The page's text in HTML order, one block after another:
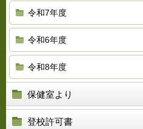
令和7年度
令和6年度
令和8年度
保健室より
登校許可書